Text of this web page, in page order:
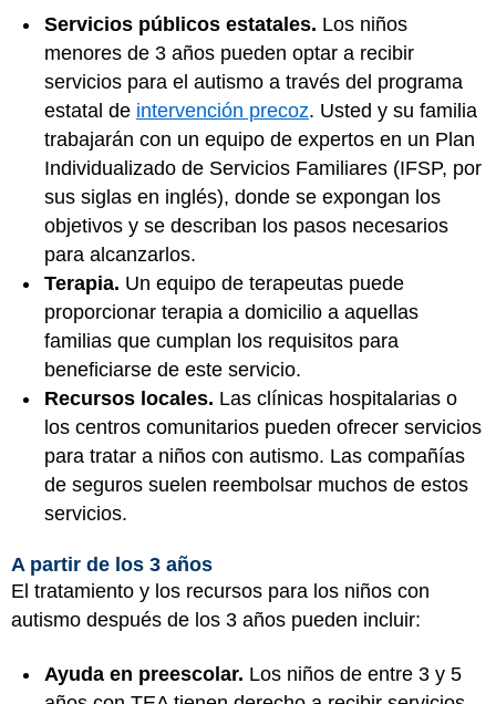
Servicios públicos estatales. Los niños
menores de 3 años pueden optar a recibir
servicios para el autismo a través del programa
estatal de intervención precoz. Usted y su familia
trabajarán con un equipo de expertos en un Plan
Individualizado de Servicios Familiares (IFSP, por
sus siglas en inglés), donde se expongan los
objetivos y se describan los pasos necesarios
para alcanzarlos.
Terapia. Un equipo de terapeutas puede
proporcionar terapia a domicilio a aquellas
familias que cumplan los requisitos para
beneficiarse de este servicio.
Recursos locales. Las clínicas hospitalarias o
los centros comunitarios pueden ofrecer servicios
para tratar a niños con autismo. Las compañías
de seguros suelen reembolsar muchos de estos
servicios.
A partir de los 3 años
El tratamiento y los recursos para los niños con
autismo después de los 3 años pueden incluir:
Ayuda en preescolar. Los niños de entre 3 y 5